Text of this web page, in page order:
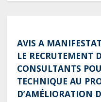
AVIS A
LE RECRUTEMENT
CONSULTANTS
TECHNIQUE AU
D’AMÉLIORATION